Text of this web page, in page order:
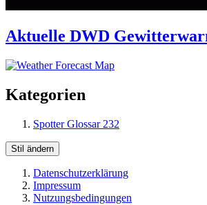
Aktuelle DWD
Kategorien
Spotter Glossar 232
Stil ändern
Datenschutzerklärung
Impressum
Nutzungsbedingungen